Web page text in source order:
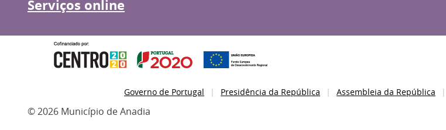
Serviços online
Governo de Portugal Presidência da República Assembleia da República
© 2026 Município de Anadia